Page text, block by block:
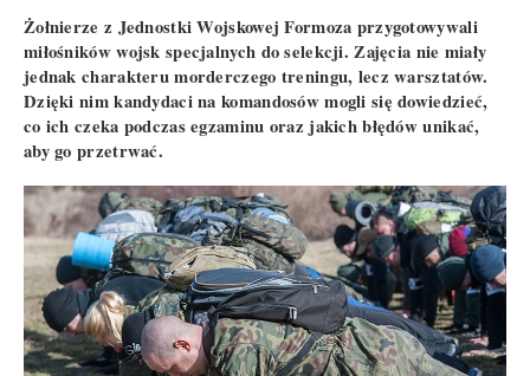
Żołnierze z Jednostki Wojskowej Formoza przygotowywali
miłośników wojsk specjalnych do selekcji. Zajęcia nie miały
jednak charakteru morderczego treningu, lecz warsztatów.
Dzięki nim kandydaci na komandosów mogli się dowiedzieć,
co ich czeka podczas egzaminu oraz jakich błędów unikać,
aby go przetrwać.